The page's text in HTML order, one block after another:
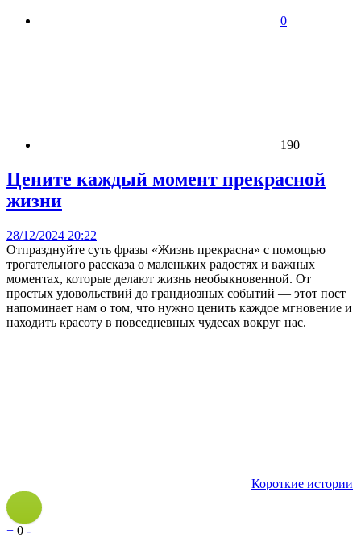
0
190
Цените каждый момент прекрасной
жизни
28/12/2024 20:22
Отпразднуйте суть фразы «Жизнь прекрасна» с помощью
трогательного рассказа о маленьких радостях и важных
моментах, которые делают жизнь необыкновенной. От
простых удовольствий до грандиозных событий — этот пост
напоминает нам о том, что нужно ценить каждое мгновение и
находить красоту в повседневных чудесах вокруг нас.
Короткие истории
+ 0 -